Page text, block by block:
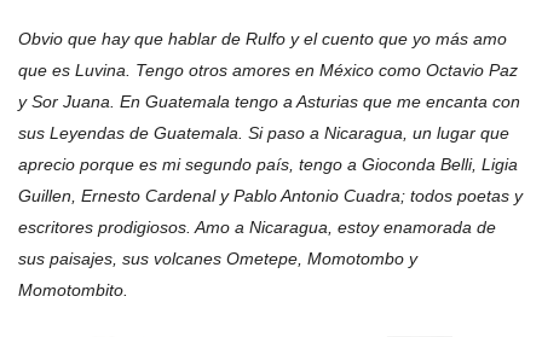
Obvio que hay que hablar de Rulfo y el cuento que yo más amo
que es Luvina. Tengo otros amores en México como Octavio Paz
y Sor Juana. En Guatemala tengo a Asturias que me encanta con
sus Leyendas de Guatemala. Si paso a Nicaragua, un lugar que
aprecio porque es mi segundo país, tengo a Gioconda Belli, Ligia
Guillen, Ernesto Cardenal y Pablo Antonio Cuadra; todos poetas y
escritores prodigiosos. Amo a Nicaragua, estoy enamorada de
sus paisajes, sus volcanes Ometepe, Momotombo y
Momotombito.